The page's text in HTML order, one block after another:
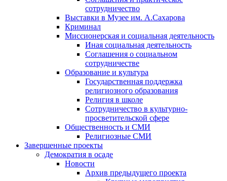
сотрудничество
Выставки в Музее им. А.Сахарова
Криминал
Миссионерская и социальная деятельность
Иная социальная деятельность
Соглашения о социальном
сотрудничестве
Образование и культура
Государственная поддержка
религиозного образования
Религия в школе
Сотрудничество в культурно-
просветительской сфере
Общественность и СМИ
Религиозные СМИ
Завершенные проекты
Демократия в осаде
Новости
Архив предыдущего проекта